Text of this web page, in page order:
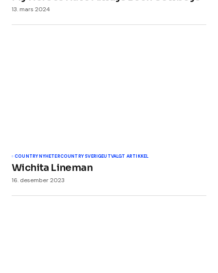
13. mars 2024
COUNTRY NYHETERCOUNTRY SVERIGEUTVALGT ARTIKKEL
Wichita Lineman
16. desember 2023